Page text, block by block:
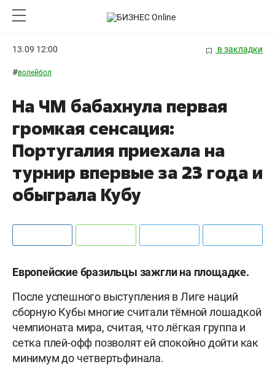
13.09 12:00 в закладки
#волейбол
На ЧМ бабахнула первая
громкая сенсация:
Португалия приехала на
турнир впервые за 23 года и
обыграла Кубу
Европейские бразильцы зажгли на площадке.
После успешного выступления в Лиге наций
сборную Кубы многие считали тёмной лошадкой
чемпионата мира, считая, что лёгкая группа и
сетка плей-офф позволят ей спокойно дойти как
минимум до четвертьфинала.